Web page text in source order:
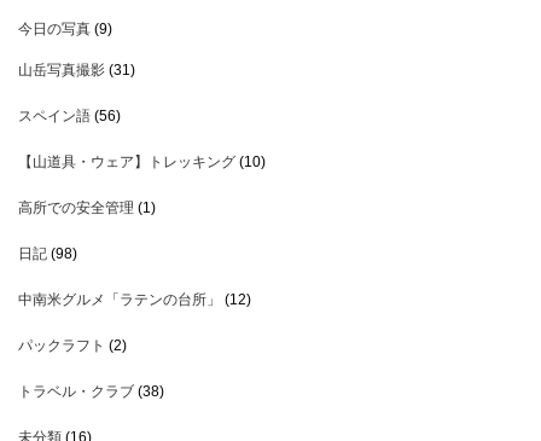
今日の写真 (9)
山岳写真撮影 (31)
スペイン語 (56)
【山道具・ウェア】トレッキング (10)
高所での安全管理 (1)
日記 (98)
中南米グルメ「ラテンの台所」 (12)
パックラフト (2)
トラベル・クラブ (38)
未分類 (16)